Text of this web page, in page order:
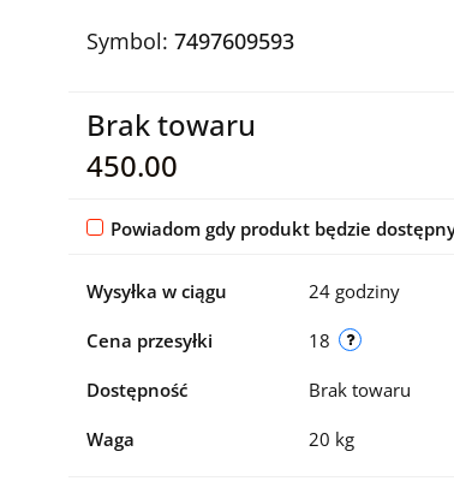
Symbol: 7497609593
Brak towaru
450.00
Powiadom gdy produkt będzie
Wysyłka w ciągu 24 godziny
Cena przesyłki 18
Dostępność Brak towaru
Waga 20 kg